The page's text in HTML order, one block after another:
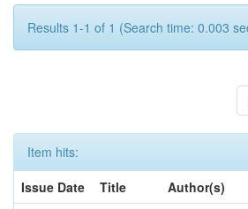
Results 1-1 of 1 (Search time: 0.003
Item hits:
Issue Date
Title Author(s)